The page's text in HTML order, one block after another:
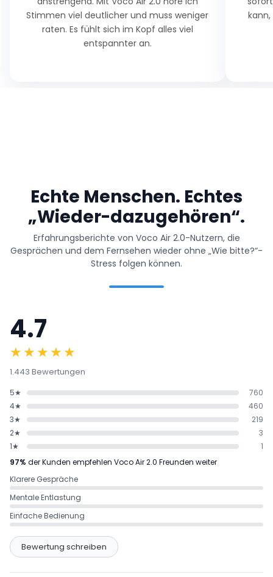
Stimmen viel deutlicher und muss weniger
raten. Es fühlt sich im Kopf alles viel
entspannter an.
Echte Menschen. Echtes
„Wieder-dazugehören“.
Erfahrungsberichte von Voco Air 2.0-Nutzern, die
Gesprächen und dem Fernsehen wieder ohne „Wie bitte?“-
Stress folgen können.
4.7
★★★★★
1.443 Bewertungen
5★
760
4★
460
3★
219
2★
3
1★
1
97% der Kunden empfehlen Voco Air 2.0 Freunden weiter
Klarere Gespräche
Mentale Entlastung
Einfache Bedienung
Bewertung schreiben